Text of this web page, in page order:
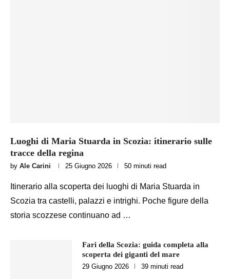
Luoghi di Maria Stuarda in Scozia: itinerario sulle
tracce della regina
by Ale Carini 25 Giugno 2026 50 minuti read
Itinerario alla scoperta dei luoghi di Maria Stuarda in
Scozia tra castelli, palazzi e intrighi. Poche figure della
storia scozzese continuano ad …
Fari della Scozia: guida completa alla
scoperta dei giganti del mare
29 Giugno 2026 39 minuti read